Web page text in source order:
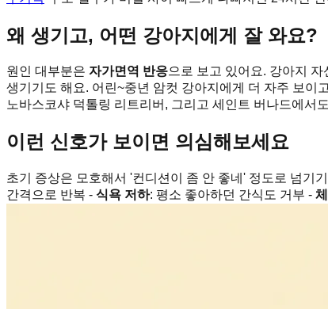
왜 생기고, 어떤 강아지에게 잘 와요?
원인 대부분은 자가면역 반응으로 보고 있어요. 강아지
생기기도 해요. 어린~중년 암컷 강아지에게 더 자주 보이
노바스코샤 덕톨링 리트리버, 그리고 세인트 버나드에서
이런 신호가 보이면 의심해보세요
초기 증상은 모호해서 '컨디션이 좀 안 좋네' 정도로 넘기
간격으로 반복 - 식욕 저하: 평소 좋아하던 간식도 거부 -